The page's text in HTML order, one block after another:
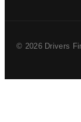
© 2026 Drivers